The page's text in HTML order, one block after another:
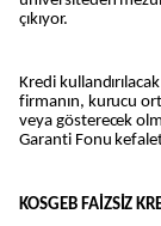
çıkıyor.
Kredi
firmanın, kurucu
veya gösterecek
Garanti Fonu
KOSGEB FAİZSİZ